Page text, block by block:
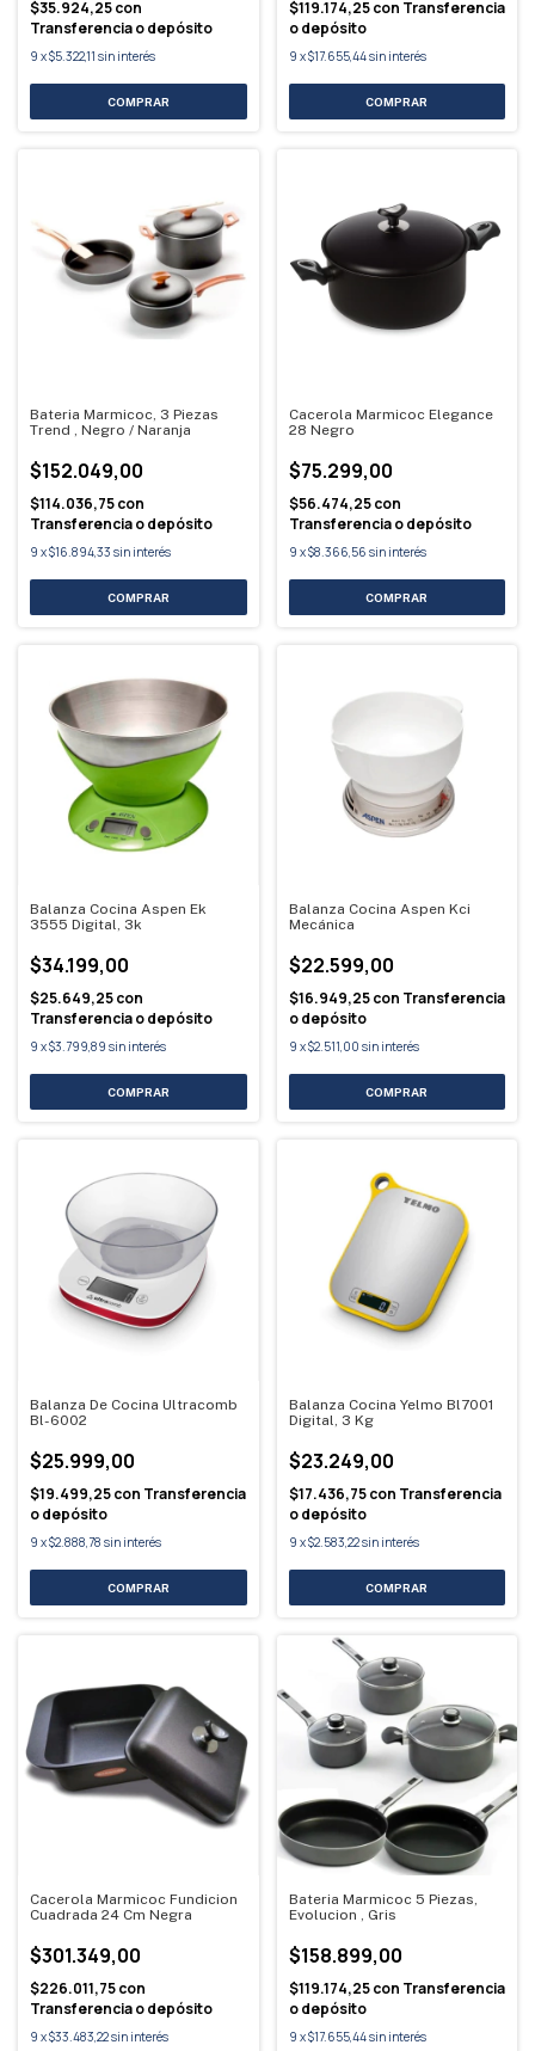
$35.924,25con
Transferencia o depósito
9 x$5.322,11 sin interés
$119.174,25con Transferencia
o depósito
9 x$17.655,44sin interés
Bateria Marmicoc, 3 Piezas
Trend , Negro / Naranja
$152.049,00
$114.036,75con
Transferencia o depósito
9 x$16.894,33 sin interés
Cacerola Marmicoc Elegance
28 Negro
$75.299,00
$56.474,25con
Transferencia o depósito
9 x$8.366,56 sin interés
Balanza Cocina Aspen Ek
3555 Digital, 3k
$34.199,00
$25.649,25con
Transferencia o depósito
9 x$3.799,89 sin interés
Balanza Cocina Aspen Kci
Mecánica
$22.599,00
$16.949,25con Transferencia
o depósito
9 x$2.511,00 sin interés
Balanza De Cocina Ultracomb
Bl-6002
$25.999,00
$19.499,25con Transferencia
o depósito
9 x$2.888,78 sin interés
Balanza Cocina Yelmo Bl7001
Digital, 3 Kg
$23.249,00
$17.436,75con Transferencia
o depósito
9 x$2.583,22sin interés
Cacerola Marmicoc Fundicion
Cuadrada 24 Cm Negra
$301.349,00
$226.011,75con
Transferencia o depósito
9 x$33.483,22sin interés
Bateria Marmicoc 5 Piezas,
Evolucion , Gris
$158.899,00
$119.174,25con Transferencia
o depósito
9 x$17.655,44sin interés